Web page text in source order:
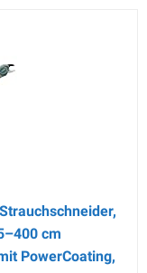
cm
PowerCoating,